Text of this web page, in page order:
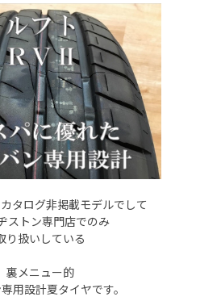
タログ非掲載モデルでして
ストン専門店でのみ
り扱いしている
裏メニュー的
用設計夏タイヤです。